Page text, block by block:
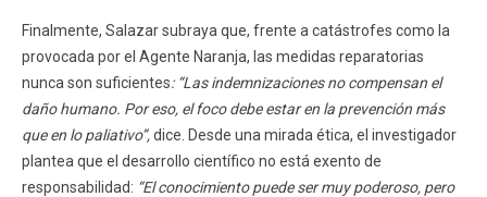
Finalmente, Salazar subraya que, frente a catástrofes como la
provocada por el Agente Naranja, las medidas reparatorias
nunca son suficientes: “Las indemnizaciones no compensan el
daño humano. Por eso, el foco debe estar en la prevención más
que en lo paliativo”,dice. Desde una mirada ética, el investigador
plantea que el desarrollo científico no está exento de
responsabilidad: “El conocimiento puede ser muy poderoso, pero